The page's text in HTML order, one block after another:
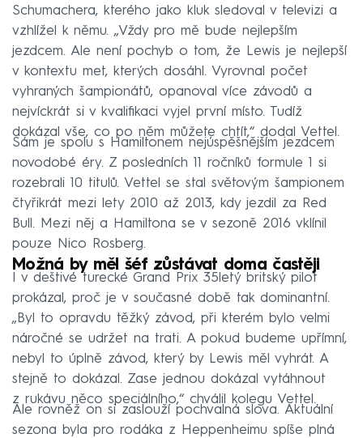
Schumachera, kterého jako kluk sledoval v televizi a
vzhlížel k němu. „Vždy pro mě bude nejlepším
jezdcem. Ale není pochyb o tom, že Lewis je nejlepší
v kontextu met, kterých dosáhl. Vyrovnal počet
vyhraných šampionátů, opanoval více závodů a
nejvíckrát si v kvalifikaci vyjel první místo. Tudíž
dokázal vše, co po něm můžete chtít,“ dodal Vettel.
Sám je spolu s Hamiltonem nejúspěšnějším jezdcem
novodobé éry. Z posledních 11 ročníků formule 1 si
rozebrali 10 titulů. Vettel se stal světovým šampionem
čtyřikrát mezi lety 2010 až 2013, kdy jezdil za Red
Bull. Mezi něj a Hamiltona se v sezoně 2016 vklínil
pouze Nico Rosberg.
Možná by měl šéf zůstávat doma častěji
I v deštivé turecké Grand Prix 35letý britský pilot
prokázal, proč je v současné době tak dominantní.
„Byl to opravdu těžký závod, při kterém bylo velmi
náročné se udržet na trati. A pokud budeme upřímní,
nebyl to úplně závod, který by Lewis měl vyhrát. A
stejně to dokázal. Zase jednou dokázal vytáhnout
z rukávu něco speciálního,“ chválil kolegu Vettel.
Ale rovněž on si zaslouží pochvalná slova. Aktuální
sezona byla pro rodáka z Heppenheimu spíše plná